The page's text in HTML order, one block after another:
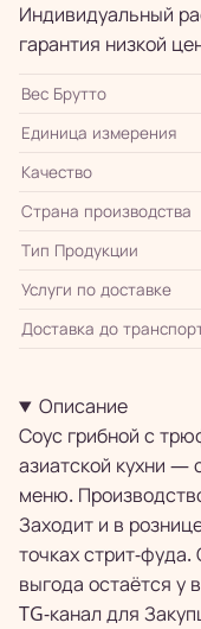
Индивидуальный
гарантия низкой
Вес Брутто
Единица измерения
Качество
Страна производства
Тип Продукции
Услуги по доставке
Доставка до
Описание
Соус грибной с
азиатской кухни —
меню.
Заходит и в
точках стрит-
выгода остаётся у
TG-канал для